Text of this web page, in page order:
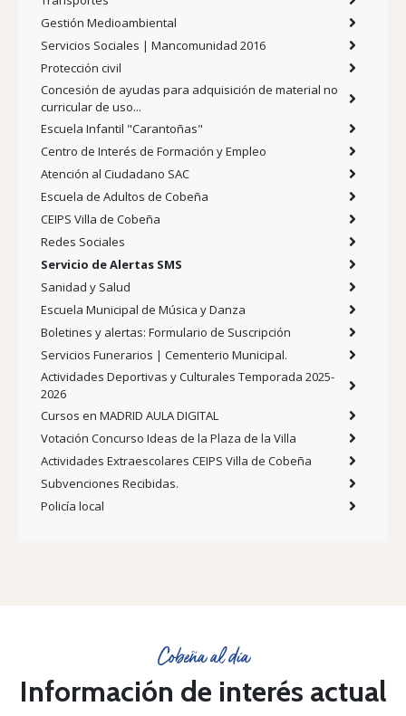
Gestión Medioambiental
Servicios Sociales | Mancomunidad 2016
Protección civil
Concesión de ayudas para adquisición de material no
curricular de uso...
Escuela Infantil "Carantoñas"
Centro de Interés de Formación y Empleo
Atención al Ciudadano SAC
Escuela de Adultos de Cobeña
CEIPS Villa de Cobeña
Redes Sociales
Servicio de Alertas SMS
Sanidad y Salud
Escuela Municipal de Música y Danza
Boletines y alertas: Formulario de Suscripción
Servicios Funerarios | Cementerio Municipal.
Actividades Deportivas y Culturales Temporada 2025-
2026
Cursos en MADRID AULA DIGITAL
Votación Concurso Ideas de la Plaza de la Villa
Actividades Extraescolares CEIPS Villa de Cobeña
Subvenciones Recibidas.
Policía local
Cobeña al día
Información de interés actual